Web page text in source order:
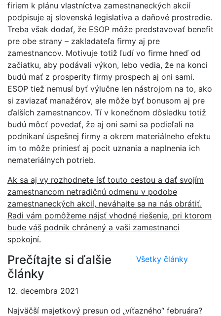
firiem k plánu vlastníctva zamestnaneckých akcií
podpisuje aj slovenská legislatíva a daňové prostredie.
Treba však dodať, že ESOP môže predstavovať benefit
pre obe strany – zakladateľa firmy aj pre
zamestnancov. Motivuje totiž ľudí vo firme hneď od
začiatku, aby podávali výkon, lebo vedia, že na konci
budú mať z prosperity firmy prospech aj oni sami.
ESOP tiež nemusí byť výlučne len nástrojom na to, ako
si zaviazať manažérov, ale môže byť bonusom aj pre
ďalších zamestnancov. Tí v konečnom dôsledku totiž
budú môcť povedať, že aj oni sami sa podieľali na
podnikaní úspešnej firmy a okrem materiálneho efektu
im to môže priniesť aj pocit uznania a naplnenia ich
nemateriálnych potrieb.
Ak sa aj vy rozhodnete ísť touto cestou a dať svojím
zamestnancom netradičnú odmenu v podobe
zamestnaneckých akcií, neváhajte sa na nás obrátiť.
Radi vám pomôžeme nájsť vhodné riešenie, pri ktorom
bude váš podnik chránený a vaši zamestnanci
spokojní.
Prečítajte si ďalšie
články
Všetky články
12. decembra 2021
Najväčší majetkový presun od „víťazného“ februára?